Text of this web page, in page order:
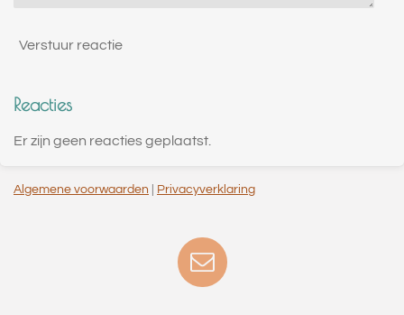
Verstuur reactie
Reacties
Er zijn geen reacties geplaatst.
Algemene voorwaarden Privacyverklaring